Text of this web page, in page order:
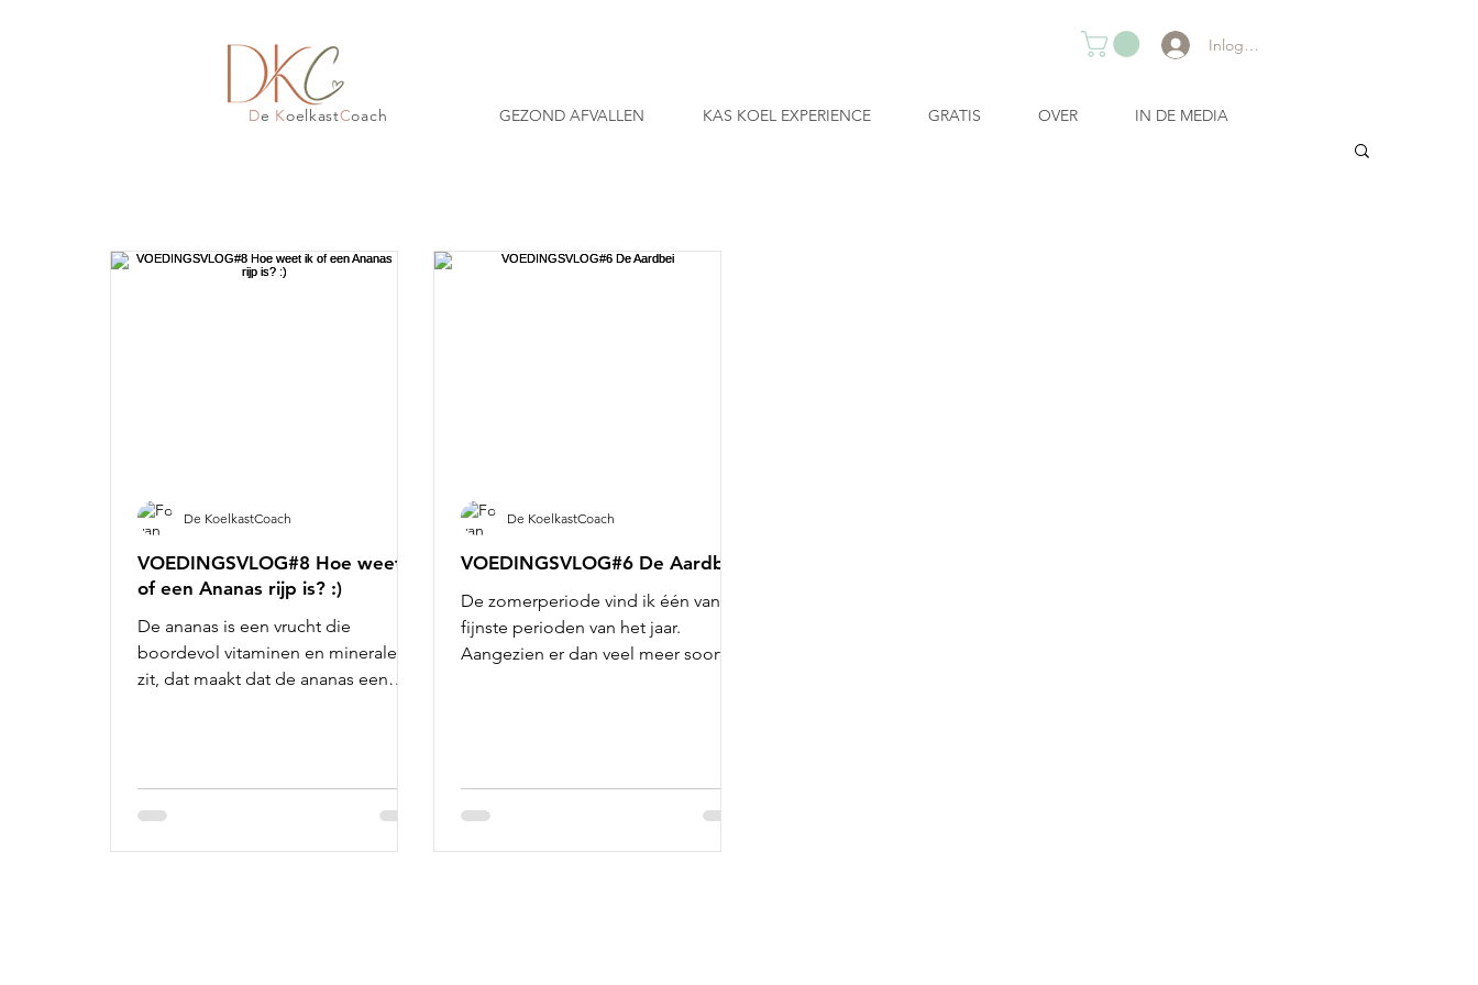
Inloggen
GEZOND AFVALLEN KAS KOEL EXPERIENCE GRATIS OVER IN DE MEDIA
De KoelkastCoach
VOEDINGSVLOG#8 Hoe weet ik
of een Ananas rijp is? :)
De ananas is een vrucht die
boordevol vitaminen en mineralen
zit, dat maakt dat de ananas een
De KoelkastCoach
VOEDINGSVLOG#6 De Aardbei
De zomerperiode vind ik één van de
fijnste perioden van het jaar.
Aangezien er dan veel meer soorten
De KoelkastCoach